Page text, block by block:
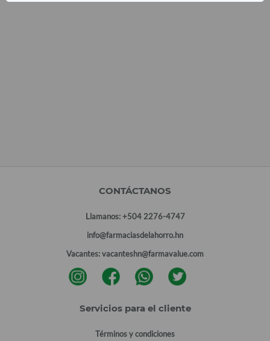
CONTÁCTANOS
Llamanos:+504 2276-4747
info@farmaciasdelahorro.hn
Vacantes:vacanteshn@farmavalue.com
Servicios para el cliente
Términos y condiciones